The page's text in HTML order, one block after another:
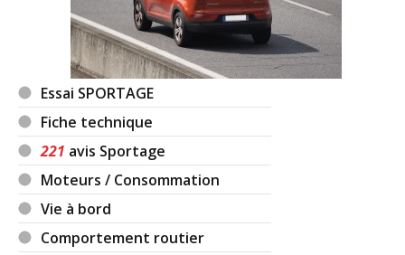
Essai SPORTAGE
Fiche technique
221 avis Sportage
Moteurs / Consommation
Vie à bord
Comportement routier